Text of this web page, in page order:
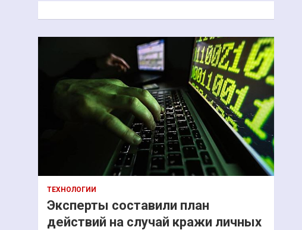
к
ТЕХНОЛОГИИ
Эксперты составили план
действий на случай кражи личных